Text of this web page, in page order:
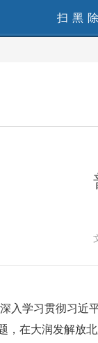
扫黑
入学习贯彻习
，在大润发解放